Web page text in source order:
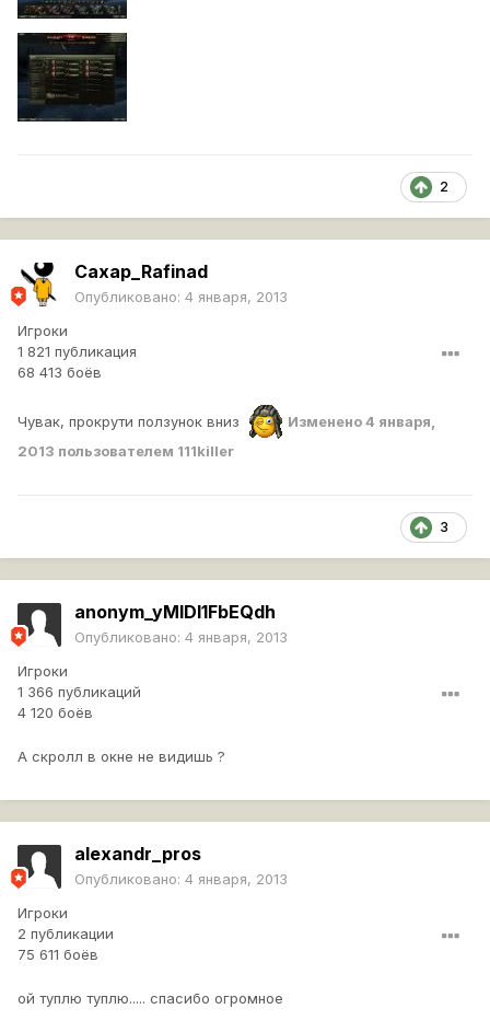
2
Caxap_Rafinad
Опубликовано: 4 января, 2013
Игроки
1 821 публикация
68 413 боёв
Чувак, прокрути ползунок вниз Изменено4 января,
2013 пользователем 111killer
3
anonym_yMIDl1FbEQdh
Опубликовано: 4 января, 2013
Игроки
1 366 публикаций
4 120 боёв
А скролл в окне не видишь ?
alexandr_pros
Опубликовано: 4 января, 2013
Игроки
2 публикации
75 611 боёв
ой туплю туплю..... спасибо огромное